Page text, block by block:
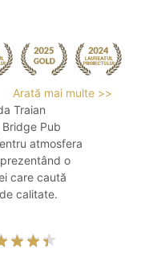
Arată mai multe >>
Traian
Pub
atmosfera
o
care caută
calitate.